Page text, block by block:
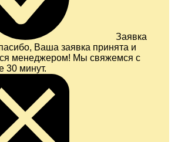
Заявка
Ваша заявка принята и
менеджером! Мы свяжемся с
30 минут.